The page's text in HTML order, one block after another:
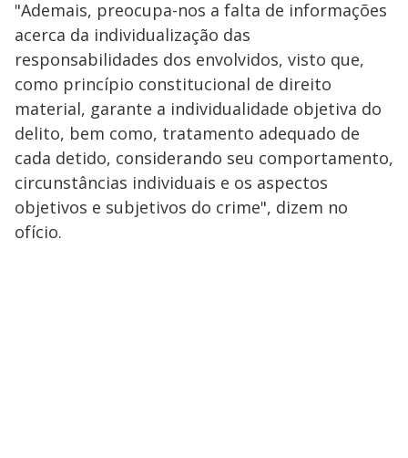
"Ademais, preocupa-nos a falta de informações
acerca da individualização das
responsabilidades dos envolvidos, visto que,
como princípio constitucional de direito
material, garante a individualidade objetiva do
delito, bem como, tratamento adequado de
cada detido, considerando seu comportamento,
circunstâncias individuais e os aspectos
objetivos e subjetivos do crime", dizem no
ofício.